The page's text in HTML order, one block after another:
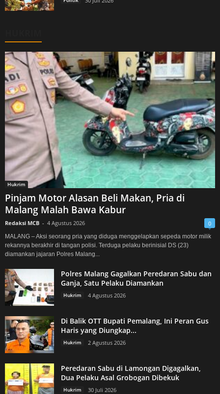
Hukrim
Pinjam Motor Alasan Beli Makan, Pria di
Malang Malah Bawa Kabur
Redaksi MCB - 4 Agustus 2026 0
MALANG – Aksi seorang pria yang diduga menggelapkan sepeda motor milik
rekannya berakhir di tangan polisi. Terduga pelaku berinisial DS (23)
diamankan jajaran Polres Malang...
Polres Malang Gagalkan Peredaran Sabu dan
Ganja, Satu Pelaku Diamankan
Hukrim 4 Agustus 2026
Di Balik OTT Bupati Pemalang, Ini Peran Gus
Haris yang Diungkap...
Hukrim 2 Agustus 2026
Peredaran Sabu di Lamongan Digagalkan,
Dua Pelaku Asal Grobogan Dibekuk
Hukrim 30 Juli 2026